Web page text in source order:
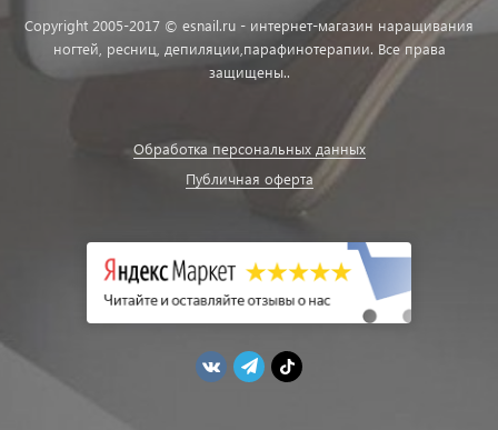
Copyright 2005-2017 © esnail.ru - интернет-магазин наращивания
ногтей, ресниц, депиляции,парафинотерапии. Все права
защищены..
Обработка персональных данных
Публичная оферта